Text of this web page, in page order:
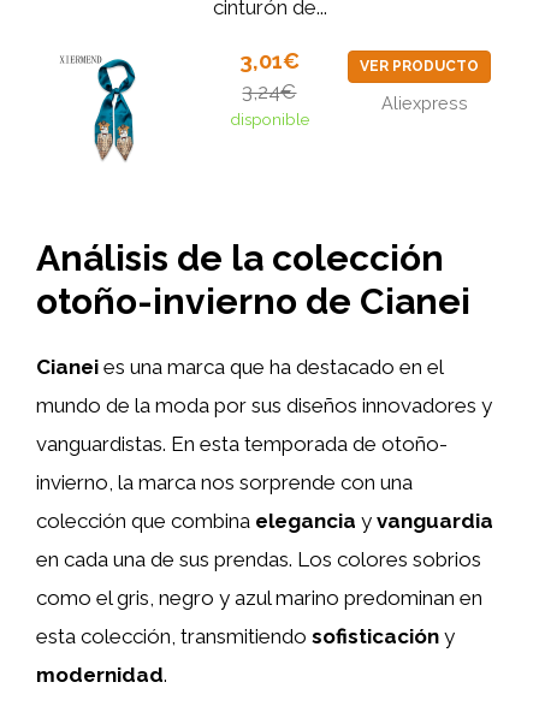
cinturón de...
3,01€
3,24€
disponible
VER PRODUCTO
Aliexpress
Análisis de la colección
otoño-invierno de Cianei
Cianei es una marca que ha destacado en el
mundo de la moda por sus diseños innovadores y
vanguardistas. En esta temporada de otoño-
invierno, la marca nos sorprende con una
colección que combina elegancia y vanguardia
en cada una de sus prendas. Los colores sobrios
como el gris, negro y azul marino predominan en
esta colección, transmitiendo sofisticación y
modernidad.